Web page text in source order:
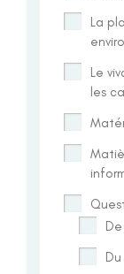
La
Le
les